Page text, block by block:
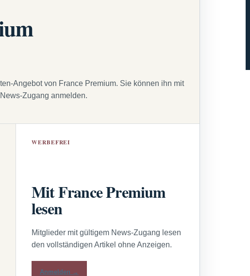
Angebot von France Premium. Sie können ihn mit
Zugang anmelden.
WERBEFREI
Mit France Premium
lesen
Mitglieder mit gültigem News-Zugang lesen
den vollständigen Artikel ohne Anzeigen.
Anmelden →